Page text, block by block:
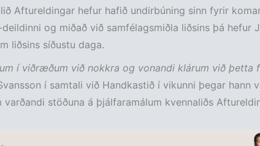
Aftureldingar hefur hafið undirbúning sinn fyrir
og miðað við samfélagsmiðla liðsins þá hefur
liðsins síðustu daga.
í viðræðum við nokkra og vonandi klárum við þetta
í samtali við Handkastið í vikunni þegar hann
varðandi stöðuna á þjálfaramálum kvennaliðs